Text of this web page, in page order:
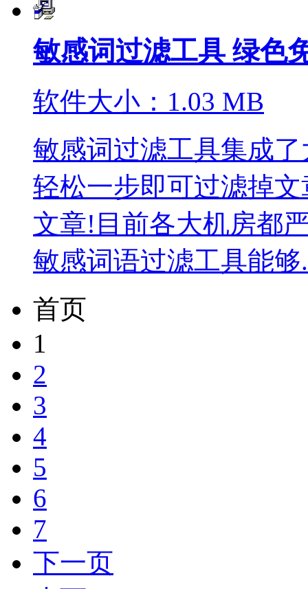
敏感词过滤工具 绿色
软件大小：1.03 MB
敏感词过滤工具集成
轻松一步即可过滤掉
文章!目前各大机房都
敏感词语过滤工具能够
首页
1
2
3
4
5
6
7
下一页